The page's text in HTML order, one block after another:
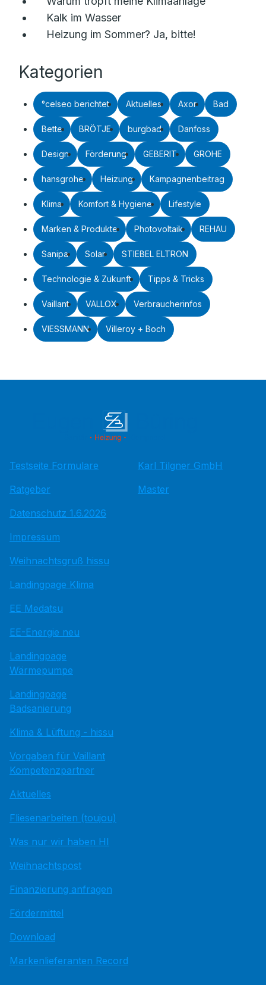
Kalk im Wasser
Heizung im Sommer? Ja, bitte!
Kategorien
°celseo berichtet Aktuelles Axor Bad
Bette BRÖTJE burgbad Danfoss
Design Förderung GEBERIT GROHE
hansgrohe Heizung Kampagnenbeitrag
Klima Komfort & Hygiene Lifestyle
Marken & Produkte Photovoltaik REHAU
Sanipa Solar STIEBEL ELTRON
Technologie & Zukunft Tipps & Tricks
Vaillant VALLOX Verbraucherinfos
VIESSMANN Villeroy + Boch
Testseite Formulare
Ratgeber
Datenschutz 1.6.2026
Impressum
Weihnachtsgruß hissu
Landingpage Klima
EE Medatsu
EE-Energie neu
Landingpage
Wärmepumpe
Landingpage
Badsanierung
Klima & Lüftung - hissu
Vorgaben für Vaillant
Kompetenzpartner
Aktuelles
Fliesenarbeiten (toujou)
Was nur wir haben HI
Weihnachtspost
Finanzierung anfragen
Fördermittel
Download
Markenlieferanten Record
Karl Tilgner GmbH
Master